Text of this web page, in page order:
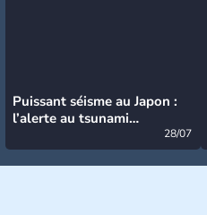
Puissant séisme au Japon :
l’alerte au tsunami
28/07